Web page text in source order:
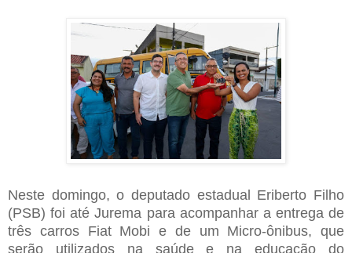
Neste domingo, o deputado estadual Eriberto Filho
(PSB) foi até Jurema para acompanhar a entrega de
três carros Fiat Mobi e de um Micro-ônibus, que
serão utilizados na saúde e na educação do